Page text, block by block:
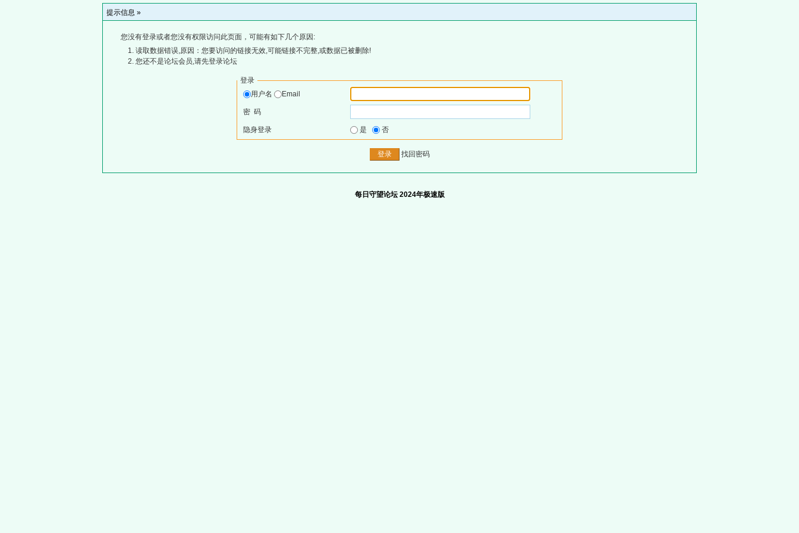
提示信息 »
您没有登录或者您没有权限访问此页面，可能有如下几个原因:
读取数据错误,原因：您要访问的链接无效,可能链接不完整,或数据已被删除!
您还不是论坛会员,请先登录论坛
登录
用户名
Email
密 码
隐身登录 是 否
找回密码
每日守望论坛 2024年极速版